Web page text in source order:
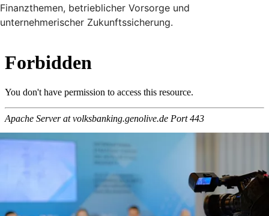
Finanzthemen, betrieblicher Vorsorge und
unternehmerischer Zukunftssicherung.